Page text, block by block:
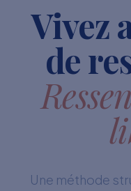
Vivez
de
Une méthode